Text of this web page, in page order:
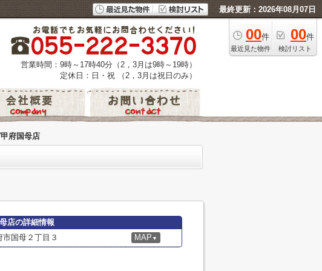
最終更新：2026年08月07日
00件
最近見た物件
00件
検討リスト
営業時間：9時～17時40分（2，3月は9時～19時）
定休日：日・祝 （2，3月は祝日のみ）
府国母店
店の詳細情報
市国母２丁目３ MAP ▼